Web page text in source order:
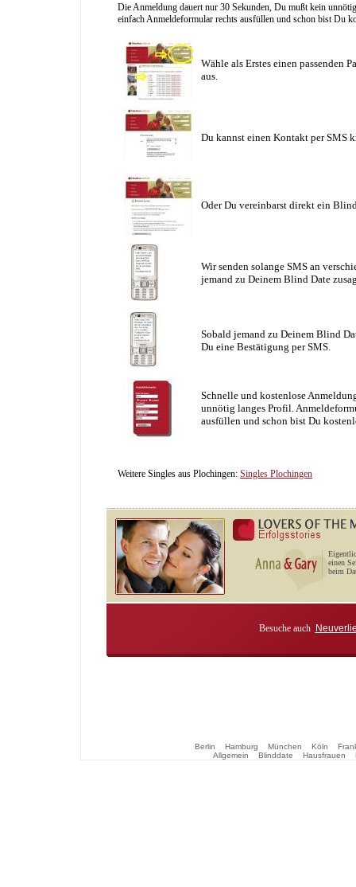
Die Anmeldung dauert nur 30 Sekunden, Du mußt kein
einfach Anmeldeformular rechts ausfüllen und schon bist Du
Wähle als Erstes einen passenden
aus.
Du kannst einen Kontakt per SMS
Oder Du vereinbarst direkt ein
Wir senden solange SMS an
jemand zu Deinem Blind Date
Sobald jemand zu Deinem Blind
Du eine Bestätigung per SMS.
Schnelle und kostenlose
unnötig langes Profil.
ausfüllen und schon bist Du
Weitere Singles aus Plochingen: Singles Plochingen
einen
beim
Besuche auch
Berlin Hamburg München Köln
Allgemein
Blinddate Hausfrauen